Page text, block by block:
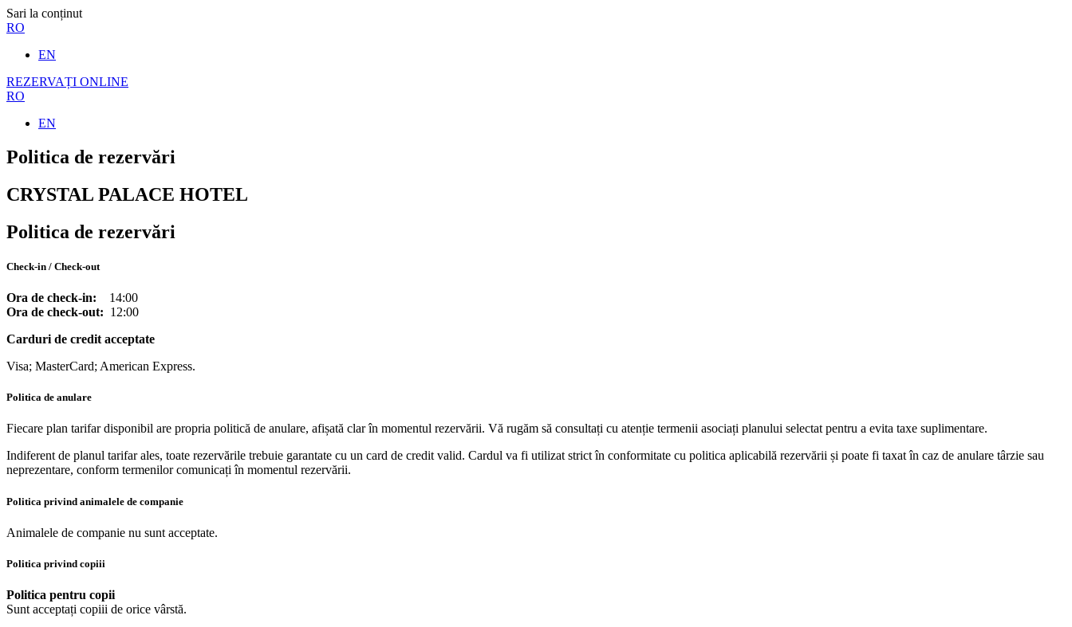
Sari la conținut
RO
EN
REZERVAȚI ONLINE
RO
EN
Politica de rezervări
CRYSTAL PALACE HOTEL
Politica de rezervări
Check-in / Check-out
Ora de check-in: 14:00
Ora de check-out: 12:00
Carduri de credit acceptate
Visa; MasterCard; American Express.
Politica de anulare
Fiecare plan tarifar disponibil are propria politică de anulare, afișată clar în momentul rezervării. Vă rugăm să consultați cu atenție termenii asociați planului selectat pentru a evita taxe suplimentare.
Indiferent de planul tarifar ales, toate rezervările trebuie garantate cu un card de credit valid. Cardul va fi utilizat strict în conformitate cu politica aplicabilă rezervării și poate fi taxat în caz de anulare târzie sau
neprezentare, conform termenilor comunicați în momentul rezervării.
Politica privind animalele de companie
Animalele de companie nu sunt acceptate.
Politica privind copiii
Politica pentru copii
Sunt acceptați copiii de orice vârstă.